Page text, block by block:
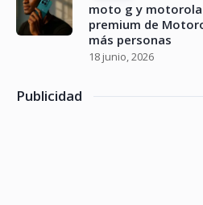
moto g y
premium de
más personas
18 junio, 2026
Publicidad